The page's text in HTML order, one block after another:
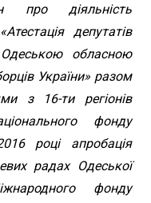
про діяльність
депутатів
Одеською обласною
України» разом
з 16-ти регіонів
фонду
році апробація
радах Одеської
фонду